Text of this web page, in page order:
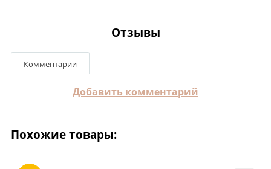
Отзывы
Комментарии
Добавить комментарий
Похожие товары: